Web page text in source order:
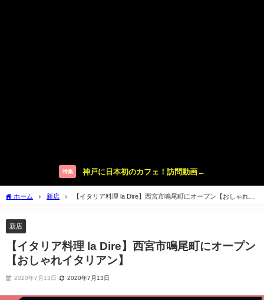
特集 神戸に日本初のカフェ！訪問動画←
ホーム 新店
【イタリア料理 la Dire】西宮市鳴尾町にオープン【おしゃれイ
新店
【イタリア料理 la Dire】西宮市鳴尾町にオープン
【おしゃれイタリアン】
2020年7月13日 2020年7月13日